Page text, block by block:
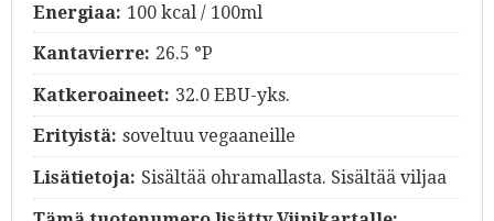
Energiaa: 100 kcal / 100ml
Kantavierre: 26.5 °P
Katkeroaineet: 32.0 EBU-yks.
Erityistä: soveltuu vegaaneille
Lisätietoja: Sisältää ohramallasta. Sisältää viljaa